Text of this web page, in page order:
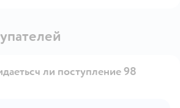
ли поступление 98